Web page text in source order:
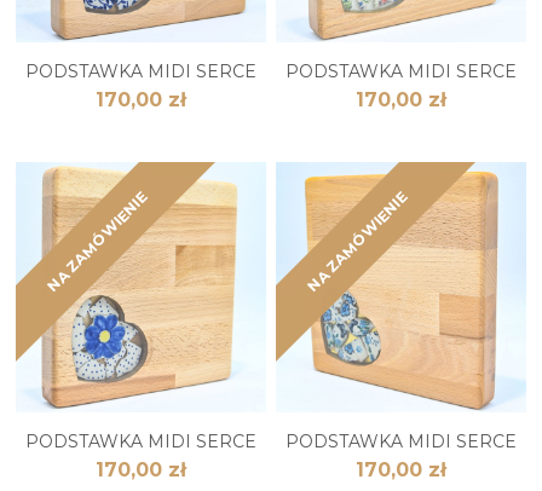
PODSTAWKA MIDI SERCE
170,00 zł
PODSTAWKA MIDI SERCE
170,00 zł
NA ZAMÓWIENIE
PODSTAWKA MIDI SERCE
170,00 zł
NA ZAMÓWIENIE
PODSTAWKA MIDI SERCE
170,00 zł